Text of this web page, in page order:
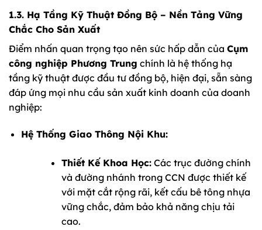
1.3. Hạ Tầng Kỹ Thuật Đồng Bộ – Nền Tảng Vững
Chắc Cho Sản Xuất
Điểm nhấn quan trọng tạo nên sức hấp dẫn của Cụm
công nghiệp Phương Trung chính là hệ thống hạ
tầng kỹ thuật được đầu tư đồng bộ, hiện đại, sẵn sàng
đáp ứng mọi nhu cầu sản xuất kinh doanh của doanh
nghiệp:
Hệ Thống Giao Thông Nội Khu:
Thiết Kế Khoa Học:Các trục đường chính
và đường nhánh trong CCN được thiết kế
với mặt cắt rộng rãi, kết cấu bê tông nhựa
vững chắc, đảm bảo khả năng chịu tải
cao.